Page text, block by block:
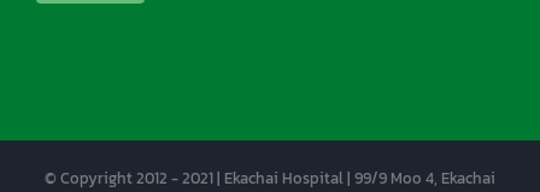
© Copyright 2012 - 2021 | Ekachai Hospital | 99/9 Moo 4, Ekachai